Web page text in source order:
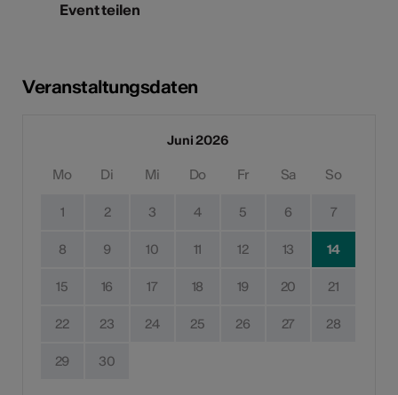
Event teilen
Veranstaltungsdaten
Juni 2026
Mo Di Mi Do Fr Sa So
1 2 3 4 5 6 7
8 9 10 11 12 13 14
15 16 17 18 19 20 21
22 23 24 25 26 27 28
29 30